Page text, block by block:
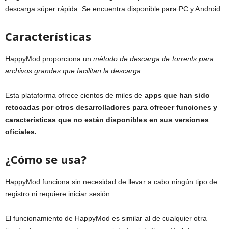
descarga súper rápida. Se encuentra disponible para PC y Android.
Características
HappyMod proporciona un método de descarga de torrents para
archivos grandes que facilitan la descarga.
Esta plataforma ofrece cientos de miles de apps que han sido
retocadas por otros desarrolladores para ofrecer funciones y
características que no están disponibles en sus versiones
oficiales.
¿Cómo se usa?
HappyMod funciona sin necesidad de llevar a cabo ningún tipo de
registro ni requiere iniciar sesión.
El funcionamiento de HappyMod es similar al de cualquier otra